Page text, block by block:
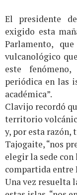
El presidente
exigido esta
Parlamento,
vulcanológico
este
periódica en las
académica”.
Clavijo recordó
territorio
y, por esta razón,
Tajogaite, “nos
elegir la sede con
compartida entre
Una vez resuelta